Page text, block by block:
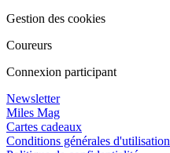
Gestion des cookies
Coureurs
Connexion participant
Newsletter
Miles Mag
Cartes cadeaux
Conditions générales d'utilisation